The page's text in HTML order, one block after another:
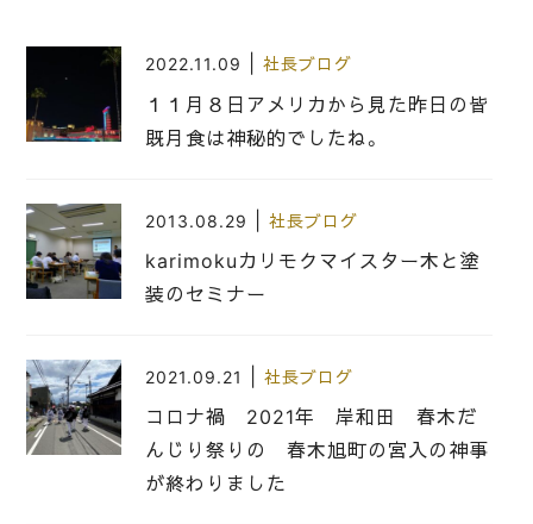
2022.11.09 社長ブログ
１１月８日アメリカから見た昨日の皆
既月食は神秘的でしたね。
2013.08.29 社長ブログ
karimokuカリモクマイスター木と塗
装のセミナー
2021.09.21 社長ブログ
コロナ禍 2021年 岸和田 春木だ
んじり祭りの 春木旭町の宮入の神事
が終わりました